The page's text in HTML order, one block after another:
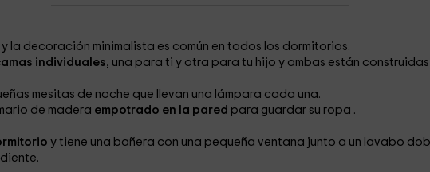
la decoración minimalista es común en todos los dormitorios.
individuales, una para ti y otra para tu hijo y ambas están construidas
mesitas de noche que llevan una lámpara cada una.
de madera empotrado en la pared para guardar su ropa .
y tiene una bañera con una pequeña ventana junto a un lavabo